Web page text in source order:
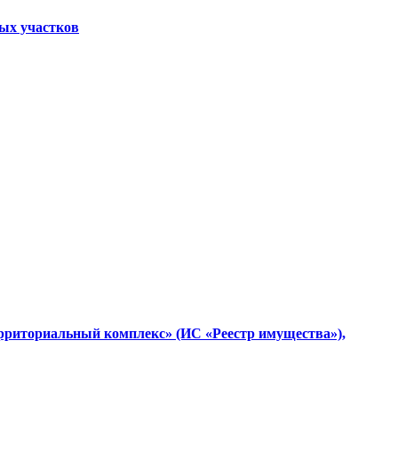
участков
комплекс» (ИС «Реестр имущества»),